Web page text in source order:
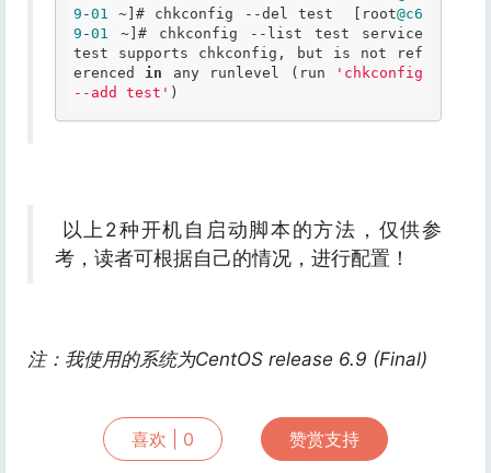
9 -01 ~]# chkconfig --del test  [root@c6
9 -01 ~]# chkconfig --list test service
test supports chkconfig, but is not ref
erenced in any runlevel (run
'chkconfig
--add test' )
以上2种开机自启动脚本的方法，仅供参
考，读者可根据自己的情况，进行配置！
注：我使用的系统为CentOS release 6.9 (Final)
喜欢 | 0 赞赏支持